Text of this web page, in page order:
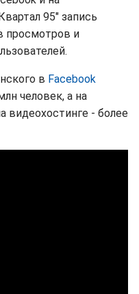
95" запись
просмотров и
в Facebook
человек, а на
видеохостинге - более